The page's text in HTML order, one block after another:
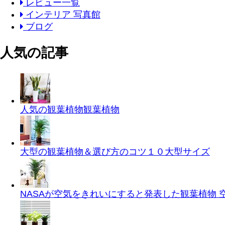
レビュー一覧
インテリア 写真館
ブログ
人気の記事
人気の観葉植物観葉植物
大型の観葉植物＆選び方のコツ１０ 大型サイズ
NASAが空気をきれいにすると発表した観葉植物